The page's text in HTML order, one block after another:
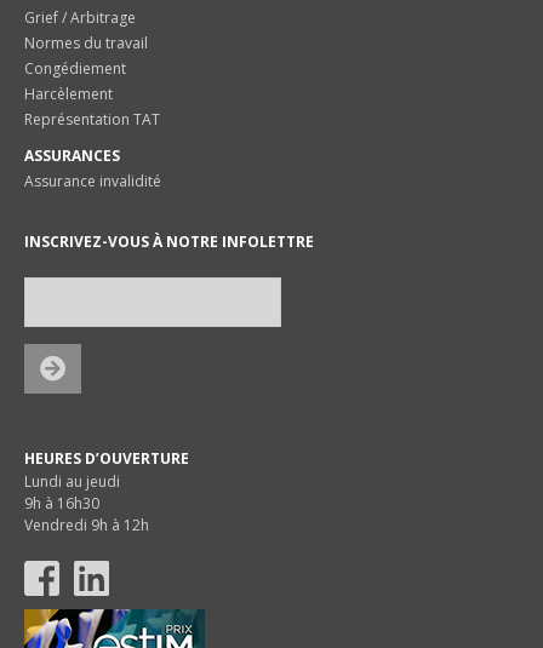
Grief / Arbitrage
Normes du travail
Congédiement
Harcèlement
Représentation TAT
ASSURANCES
Assurance invalidité
INSCRIVEZ-VOUS À NOTRE INFOLETTRE
HEURES D’OUVERTURE
Lundi au jeudi
9h à 16h30
Vendredi 9h à 12h